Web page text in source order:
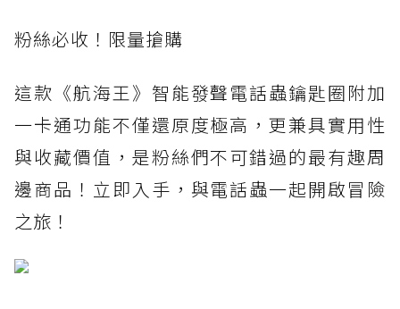
粉絲必收！限量搶購
這款《航海王》智能發聲電話蟲鑰匙圈附加
一卡通功能不僅還原度極高，更兼具實用性
與收藏價值，是粉絲們不可錯過的最有趣周
邊商品！立即入手，與電話蟲一起開啟冒險
之旅！